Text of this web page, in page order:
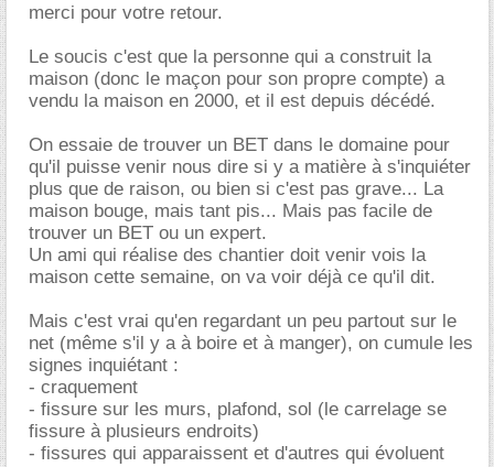
merci pour votre retour.
Le soucis c'est que la personne qui a construit la
maison (donc le maçon pour son propre compte) a
vendu la maison en 2000, et il est depuis décédé.
On essaie de trouver un BET dans le domaine pour
qu'il puisse venir nous dire si y a matière à s'inquiéter
plus que de raison, ou bien si c'est pas grave... La
maison bouge, mais tant pis... Mais pas facile de
trouver un BET ou un expert.
Un ami qui réalise des chantier doit venir vois la
maison cette semaine, on va voir déjà ce qu'il dit.
Mais c'est vrai qu'en regardant un peu partout sur le
net (même s'il y a à boire et à manger), on cumule les
signes inquiétant :
- craquement
- fissure sur les murs, plafond, sol (le carrelage se
fissure à plusieurs endroits)
- fissures qui apparaissent et d'autres qui évoluent